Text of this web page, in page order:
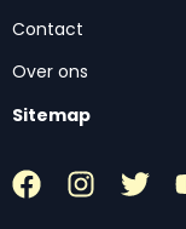
Contact
Over ons
Sitemap